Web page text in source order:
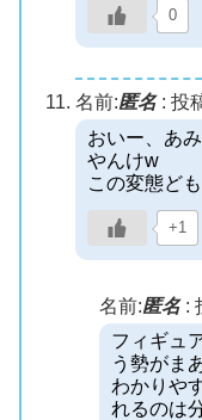
0
名前:匿名: 投
おいー、あ
やんけw
この変態ど
+1
名前:匿名:
フィギュ
う勢がま
わかりや
れるのは